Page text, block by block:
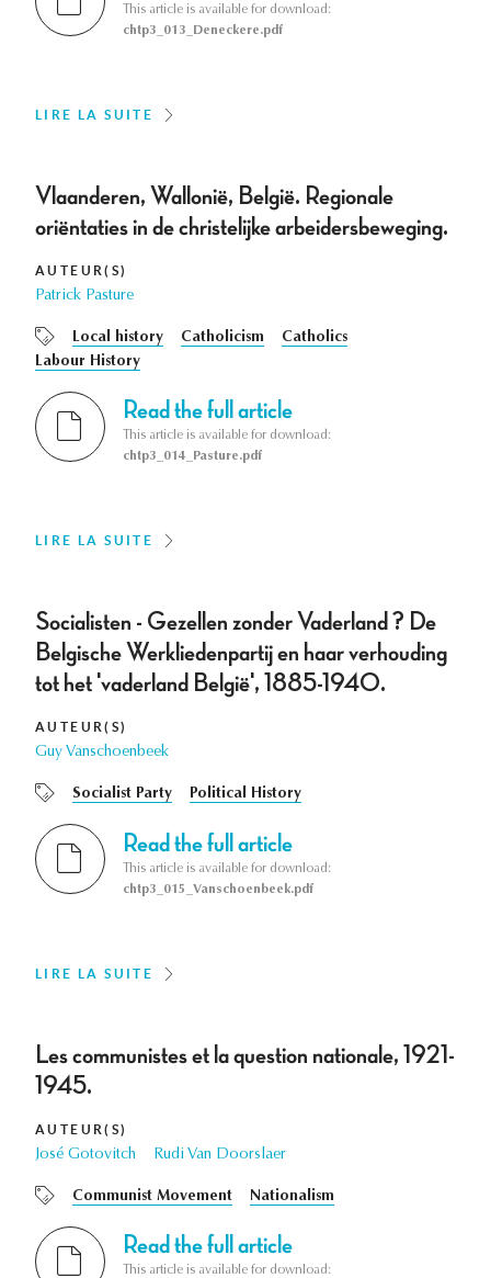
This article is available for download:
chtp3_013_Deneckere.pdf
LIRE LA SUITE
Vlaanderen, Wallonië, België. Regionale
oriëntaties in de christelijke arbeidersbeweging.
AUTEUR(S)
Patrick Pasture
Local history Catholicism
Catholics
Labour History
Read the full article
This article is available for download:
chtp3_014_Pasture.pdf
LIRE LA SUITE
Socialisten - Gezellen zonder Vaderland ? De
Belgische Werkliedenpartij en haar verhouding
tot het 'vaderland België', 1885-1940.
AUTEUR(S)
Guy Vanschoenbeek
Socialist Party Political History
Read the full article
This article is available for download:
chtp3_015_Vanschoenbeek.pdf
LIRE LA SUITE
Les communistes et la question nationale, 1921-
1945.
AUTEUR(S)
José Gotovitch Rudi Van Doorslaer
Communist Movement Nationalism
Read the full article
This article is available for download: